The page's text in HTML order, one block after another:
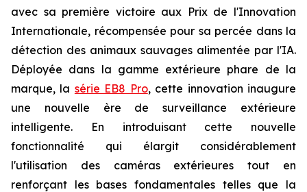
avec sa première victoire aux Prix de l'Innovation
Internationale, récompensée pour sa percée dans la
détection des animaux sauvages alimentée par l'IA.
Déployée dans la gamme extérieure phare de la
marque, la série EB8 Pro, cette innovation inaugure
une nouvelle ère de surveillance extérieure
intelligente. En introduisant cette nouvelle
fonctionnalité qui élargit considérablement
l'utilisation des caméras extérieures tout en
renforçant les bases fondamentales telles que la